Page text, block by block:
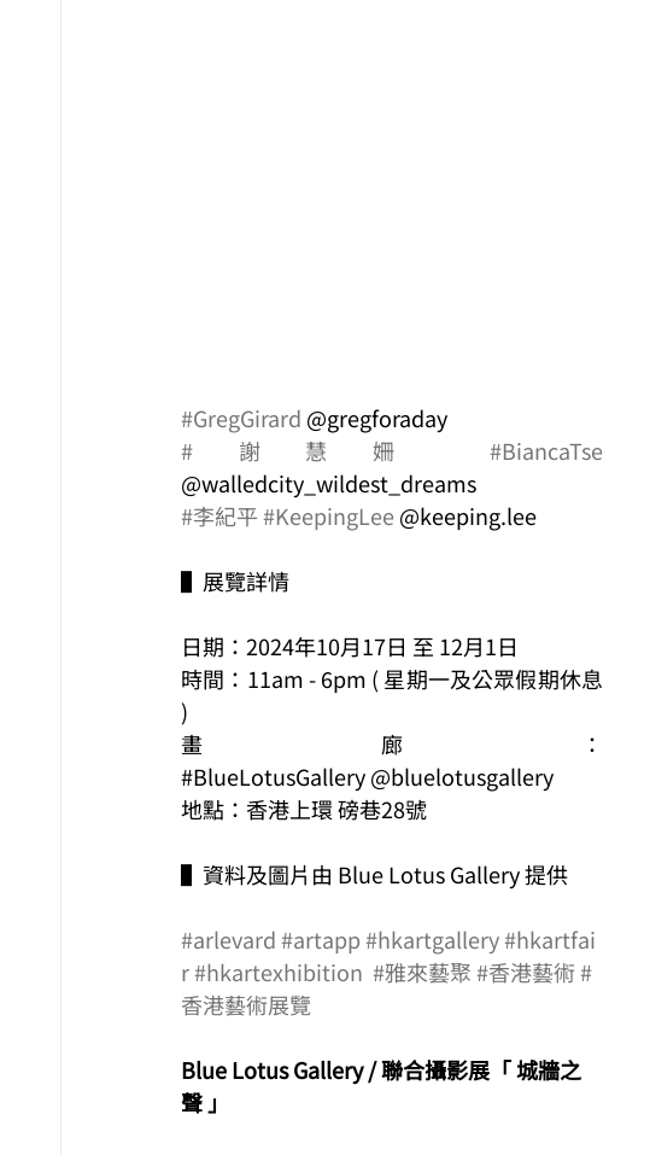
#GregGirard @gregforaday
#謝慧姍
#BiancaTse
@walledcity_wildest_dreams
#李紀平#KeepingLee @keeping.lee
▌展覽詳情
日期：2024年10月17日 至 12月1日
時間：11am - 6pm ( 星期一及公眾假期休息
)
畫廊：
#BlueLotusGallery @bluelotusgallery
地點：香港上環 磅巷28號
▌資料及圖片由 Blue Lotus Gallery 提供
#arlevard#artapp#hkartgallery#hkartfai
r#hkartexhibition #雅來藝聚#香港藝術#
香港藝術展覽
Blue Lotus Gallery / 聯合攝影展「 城牆之
聲 」